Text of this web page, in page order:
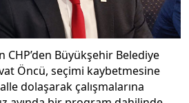
Büyükşehir Belediye
Öncü, seçimi kaybetmesine
dolaşarak çalışmalarına